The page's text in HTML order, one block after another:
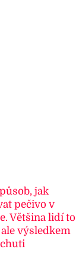
jak
pečivo v
Většina lidí to
výsledkem